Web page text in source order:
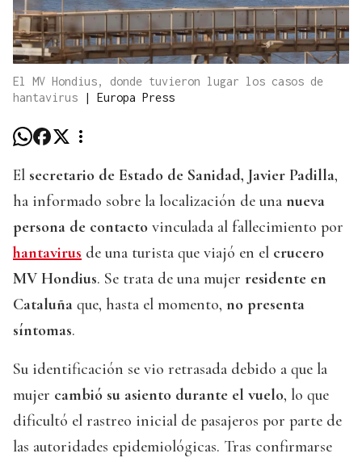
El MV Hondius, donde tuvieron lugar los casos de
hantavirus
| Europa Press
El secretario de Estado de Sanidad, Javier Padilla,
ha informado sobre la localización de una nueva
persona de contacto vinculada al fallecimiento por
hantavirus de una turista que viajó en el crucero
MV Hondius. Se trata de una mujer residente en
Cataluña que, hasta el momento, no presenta
síntomas.
Su identificación se vio retrasada debido a que la
mujer cambió su asiento durante el vuelo, lo que
dificultó el rastreo inicial de pasajeros por parte de
las autoridades epidemiológicas. Tras confirmarse